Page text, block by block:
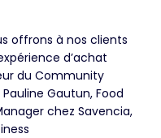
offrons à nos clients
d’achat
du Community
Gautun, Food
chez Savencia,